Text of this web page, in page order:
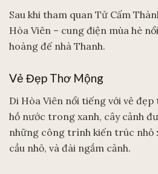
Sau khi tham quan Tử Cấm
Hòa Viên – cung điện mùa hè
hoàng đế nhà Thanh.
Vẻ Đẹp Thơ Mộng
Di Hòa Viên nổi tiếng với vẻ
hồ nước trong xanh, cây cảnh
những công trình kiến trúc nhỏ
cầu nhỏ, và đài ngắm cảnh.